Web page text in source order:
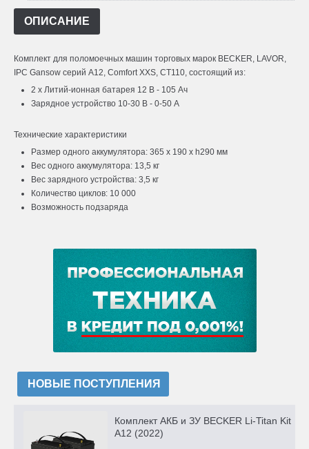
ОПИСАНИЕ
Комплект для поломоечных машин торговых марок BECKER, LAVOR,
IPC Gansow серий A12, Comfort XXS, CT110, состоящий из:
2 x Литий-ионная батарея 12 В - 105 Ач
Зарядное устройство 10-30 В - 0-50 А
Технические характеристики
Размер одного аккумулятора: 365 x 190 x h290 мм
Вес одного аккумулятора: 13,5 кг
Вес зарядного устройства: 3,5 кг
Количество циклов: 10 000
Возможность подзаряда
НОВЫЕ ПОСТУПЛЕНИЯ
Комплект АКБ и ЗУ BECKER Li-Titan Kit
A12 (2022)